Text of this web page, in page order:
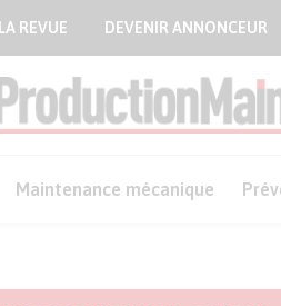
LA REVUE DEVENIR ANNONCEUR
Maintenance mécanique